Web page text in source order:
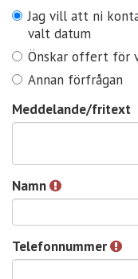
Jag vill att ni
valt datum
Önskar offert för
Annan förfrågan
Meddelande/fritext
Namn
Telefonnummer